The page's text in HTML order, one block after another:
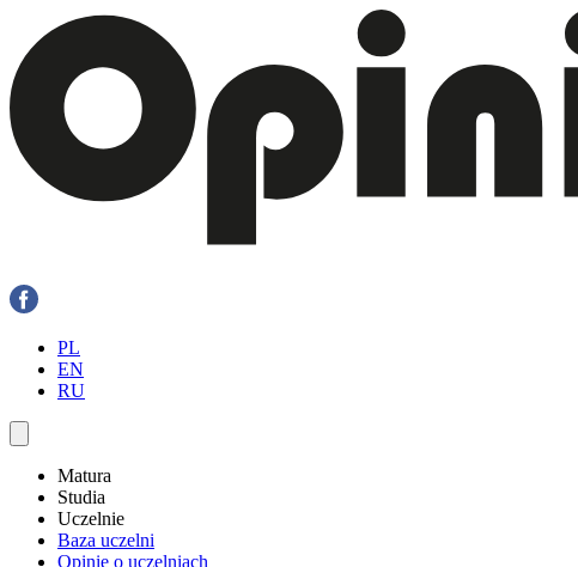
PL
EN
RU
Matura
Studia
Uczelnie
Baza uczelni
Opinie o uczelniach